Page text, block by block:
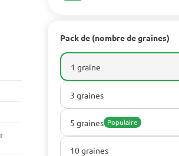
Pack de (nombre de graines)
1 graine
3 graines
5 graines Populaire
10 graines